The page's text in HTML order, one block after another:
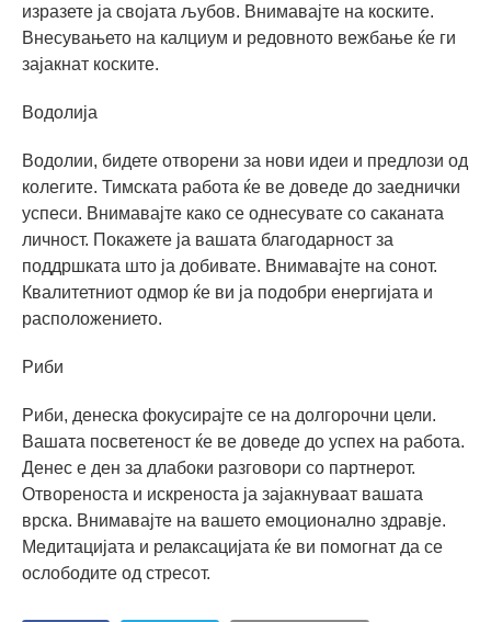
изразете ја својата љубов. Внимавајте на коските.
Внесувањето на калциум и редовното вежбање ќе ги
зајакнат коските.
Водолија
Водолии, бидете отворени за нови идеи и предлози од
колегите. Тимската работа ќе ве доведе до заеднички
успеси. Внимавајте како се однесувате со саканата
личност. Покажете ја вашата благодарност за
поддршката што ја добивате. Внимавајте на сонот.
Квалитетниот одмор ќе ви ја подобри енергијата и
расположението.
Риби
Риби, денеска фокусирајте се на долгорочни цели.
Вашата посветеност ќе ве доведе до успех на работа.
Денес е ден за длабоки разговори со партнерот.
Отвореноста и искреноста ја зајакнуваат вашата
врска. Внимавајте на вашето емоционално здравје.
Медитацијата и релаксацијата ќе ви помогнат да се
ослободите од стресот.